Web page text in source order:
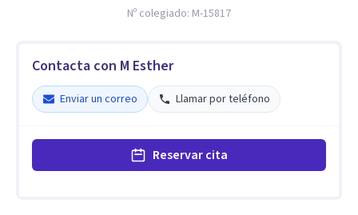
Nº colegiado: M-15817
Contacta con M Esther
Enviar un correo Llamar por teléfono
Reservar cita